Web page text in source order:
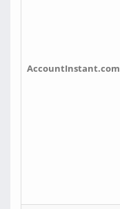
AccountInstant.com